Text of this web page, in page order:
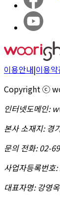
이용안내|이용약
Copyright ⓒ
인터넷도메인:
본사 소재지:경
문의 전화:02-
사업자등록번호:
대표자명:강영